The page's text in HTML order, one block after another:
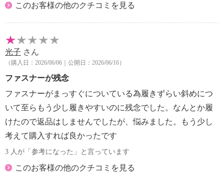
このお客様の他のクチコミを見る
光子 さん
（購入日：2026/06/06｜公開日：2026/06/16）
ファスナーが残念
ファスナーがまっすぐについている為履きずらい斜めにつ
いて至らもう少し履きやすいのに残念でした。なんとか履
けたので返品はしませんでしたが、悩みました。もう少し
考えて購入すれば良かったです
3 人が「参考になった」と言っています
このお客様の他のクチコミを見る